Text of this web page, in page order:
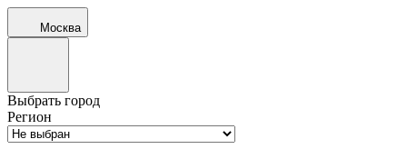
Москва
Выбрать город
Регион